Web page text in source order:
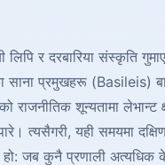
लिपि र दरबारिया संस्कृति
प्रमुखहरू (Basileis)
राजनीतिक शून्यतामा
त्यसैगरी, यही समयमा
जब कुनै प्रणाली